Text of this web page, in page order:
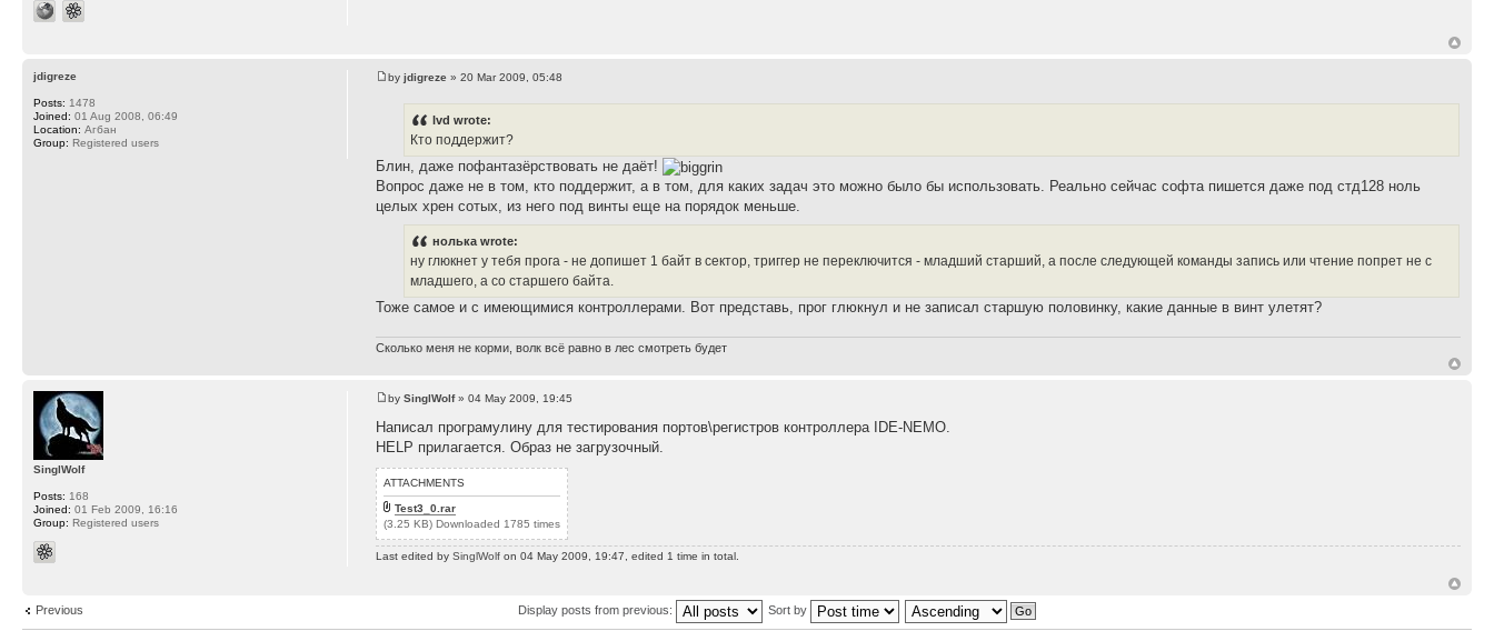
byjdigreze » 20 Mar 2009, 05:48
lvd wrote:
Кто поддержит?
Блин, даже пофантазёрствовать не даёт!
Вопрос даже не в том, кто поддержит, а в том, для каких задач это можно было бы использовать. Реально сейчас софта пишется даже под стд128 ноль
целых хрен сотых, из него под винты еще на порядок меньше.
нолька wrote:
ну глюкнет у тебя прога - не допишет 1 байт в сектор, триггер не переключится - младший старший, а после следующей команды запись или чтение попрет не с
младшего, а со старшего байта.
Тоже самое и с имеющимися контроллерами. Вот представь, прог глюкнул и не записал старшую половинку, какие данные в винт улетят?
Сколько меня не корми, волк всё равно в лес смотреть будет
jdigreze
Posts: 1478
Joined: 01 Aug 2008, 06:49
Location: Агбан
Group: Registered users
bySinglWolf» 04 May 2009, 19:45
Написал програмулину для тестирования портов\регистров контроллера IDE-NEMO.
HELP прилагается. Образ не загрузочный.
ATTACHMENTS
Test3_0.rar
(3.25 KB) Downloaded 1785 times
Last edited bySinglWolf on 04 May 2009, 19:47, edited 1 time in total.
SinglWolf
Posts: 168
Joined: 01 Feb 2009, 16:16
Group: Registered users
Previous Display posts from previous: Sort by